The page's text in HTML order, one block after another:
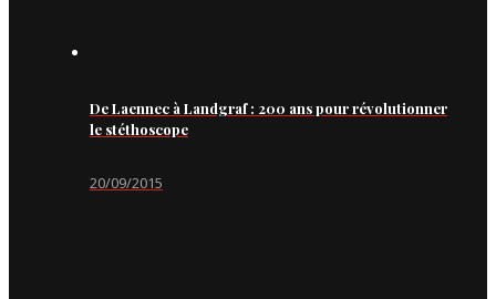
De Laennec à Landgraf : 200 ans pour révolutionner
le stéthoscope
20/09/2015